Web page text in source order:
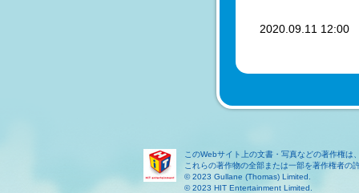
2020.09.11
このWebサイト上の文書・写真などの著作権
これらの著作物の全部または一部を著作権者の
© 2023 Gullane (Thomas) Limited.
© 2023 HIT Entertainment Limited.